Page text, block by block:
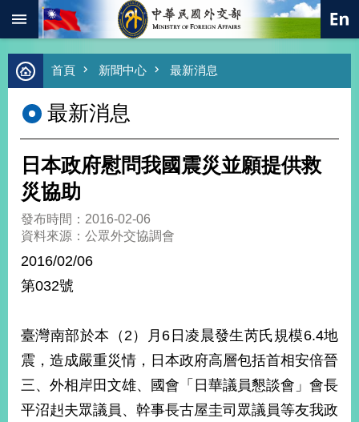
跳到主要內容區塊
進
階
尋
熱
字
總
合
外
價
外
交
經
濟
不
首頁 新聞中心 最新消息
最新消息
日本政府慰問我國震災並願提供救
災協助
發布時間：2016-02-06
資料來源：公眾外交協調會
2016/02/06
第032號
臺灣南部於本（2）月6日凌晨發生芮氏規模6.4地
震，造成嚴重災情，日本政府高層包括首相安倍晉
三、外相岸田文雄、國會「日華議員懇談會」會長
平沼赳夫眾議員、幹事長古屋圭司眾議員等友我政